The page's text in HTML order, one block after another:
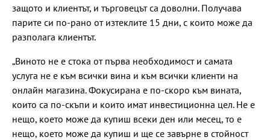
защото и клиентът, и търговецът са доволни. Получава
парите си по-рано от изтеклите 15 дни, с които може да
разполага клиентът.
„Виното не е стока от първа необходимост и самата
услуга не е към всички вина и към всички клиенти на
онлайн магазина. Фокусирана е по-скоро към вината,
които са по-скъпи и които имат инвестиционна цел. Не е
нещо, което може да купиш всеки ден или месец, то е
нещо, което може да купиш и ще се завърне в стойност